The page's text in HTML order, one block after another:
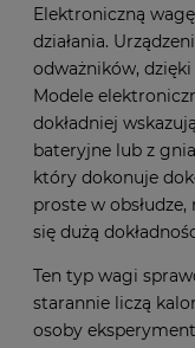
Elektroniczną
działania.
odważników,
Modele
dokładniej
bateryjne lub z
który dokonuje
proste w
się dużą
Ten typ wagi
starannie liczą
osoby